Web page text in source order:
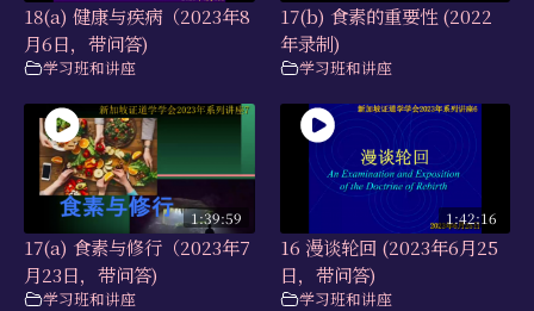
18(a) 健康与疾病（2023年8
月6日，带问答)
学习班和讲座
17(b) 食素的重要性 (2022
年录制)
学习班和讲座
1:39:59
17(a) 食素与修行（2023年7
月23日，带问答)
学习班和讲座
1:42:16
16 漫谈轮回 (2023年6月25
日，带问答)
学习班和讲座